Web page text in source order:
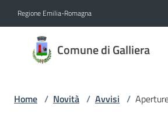
Regione Emilia-Romagna
Comune di Galliera
Comune
di
Home / Novità / Avvisi /